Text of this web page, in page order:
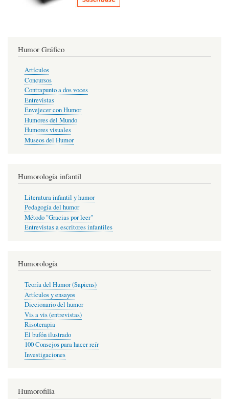
Humor Gráfico
Artículos
Concursos
Contrapunto a dos voces
Entrevistas
Envejecer con Humor
Humores del Mundo
Humores visuales
Museos del Humor
Humorología infantil
Literatura infantil y humor
Pedagogía del humor
Método "Gracias por leer"
Entrevistas a escritores infantiles
Humorología
Teoría del Humor (Sapiens)
Artículos y ensayos
Diccionario del humor
Vis a vis (entrevistas)
Risoterapia
El bufón ilustrado
100 Consejos para hacer reír
Investigaciones
Humorofilia